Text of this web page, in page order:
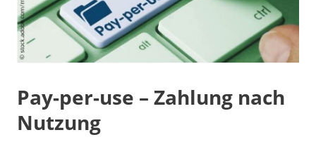
Pay-per-use – Zahlung nach
Nutzung